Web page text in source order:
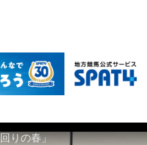
りの春」